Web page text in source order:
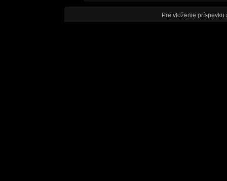
Pre vloženie